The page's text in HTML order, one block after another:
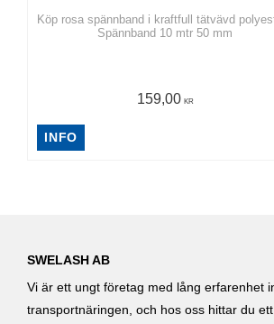
Köp rosa spännband i kraftfull tätvävd
Spännband 10 mtr 50 mm
159,00 KR
INFO
SWELASH AB
Vi är ett ungt företag med lång erfarenhet
transportnäringen, och hos oss hittar du